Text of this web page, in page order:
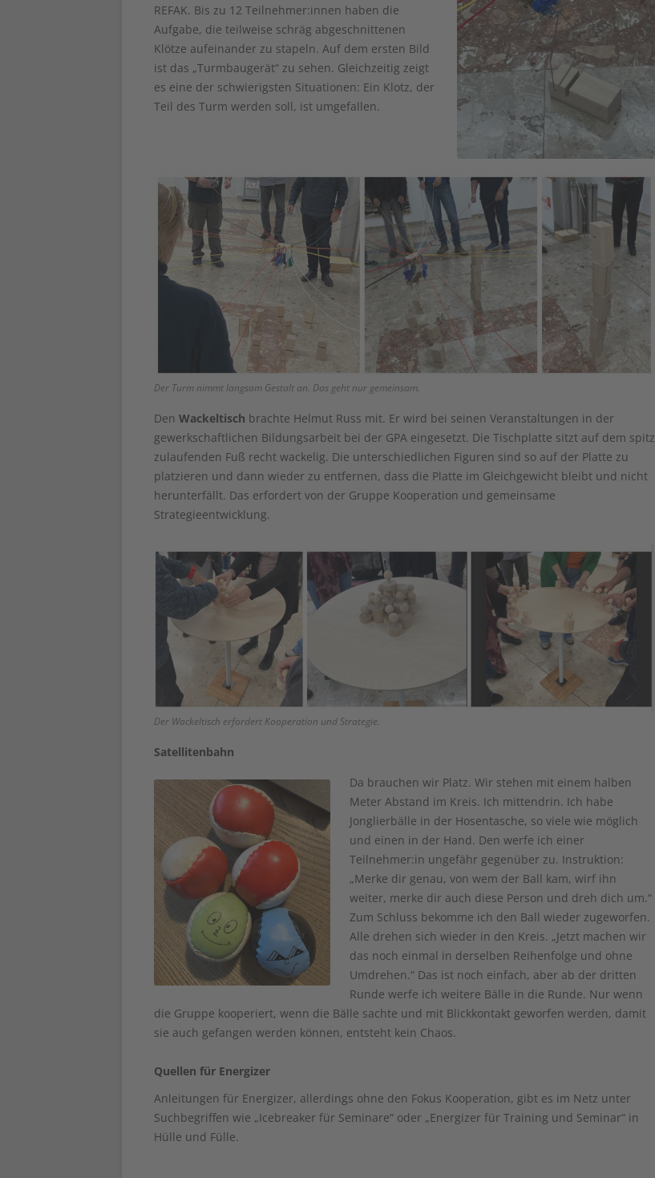
REFAK. Bis zu 12 Teilnehmer:innen haben die
Aufgabe, die teilweise schräg abgeschnittenen
Klötze aufeinander zu stapeln. Auf dem ersten Bild
ist das „Turmbaugerät“ zu sehen. Gleichzeitig zeigt
es eine der schwierigsten Situationen: Ein Klotz, der
Teil des Turm werden soll, ist umgefallen.
Der Turm nimmt langsam Gestalt an. Das geht nur gemeinsam.
Den Wackeltisch brachte Helmut Russ mit. Er wird bei seinen Veranstaltungen in der
gewerkschaftlichen Bildungsarbeit bei der GPA eingesetzt. Die Tischplatte sitzt auf dem spitz
zulaufenden Fuß recht wackelig. Die unterschiedlichen Figuren sind so auf der Platte zu
platzieren und dann wieder zu entfernen, dass die Platte im Gleichgewicht bleibt und nicht
herunterfällt. Das erfordert von der Gruppe Kooperation und gemeinsame
Strategieentwicklung.
Der Wackeltisch erfordert Kooperation und Strategie.
Satellitenbahn
Da brauchen wir Platz. Wir stehen mit einem halben
Meter Abstand im Kreis. Ich mittendrin. Ich habe
Jonglierbälle in der Hosentasche, so viele wie möglich
und einen in der Hand. Den werfe ich einer
Teilnehmer:in ungefähr gegenüber zu. Instruktion:
„Merke dir genau, von wem der Ball kam, wirf ihn
weiter, merke dir auch diese Person und dreh dich um.“
Zum Schluss bekomme ich den Ball wieder zugeworfen.
Alle drehen sich wieder in den Kreis. „Jetzt machen wir
das noch einmal in derselben Reihenfolge und ohne
Umdrehen.“ Das ist noch einfach, aber ab der dritten
Runde werfe ich weitere Bälle in die Runde. Nur wenn
die Gruppe kooperiert, wenn die Bälle sachte und mit Blickkontakt geworfen werden, damit
sie auch gefangen werden können, entsteht kein Chaos.
Quellen für Energizer
Anleitungen für Energizer, allerdings ohne den Fokus Kooperation, gibt es im Netz unter
Suchbegriffen wie „Icebreaker für Seminare“ oder „Energizer für Training und Seminar“ in
Hülle und Fülle.